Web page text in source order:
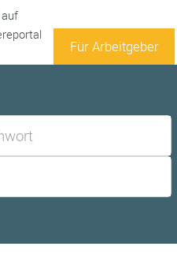
Für Arbeitgeber